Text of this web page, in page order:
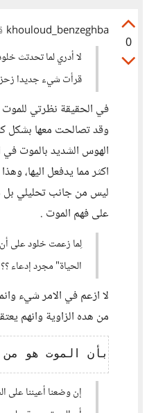
0
khouloud_benzeghba
لا أدري لما تحدتث
قرأت شيء جديدا
في الحقيقة نظرتي
وقد تصالحت معها بشكل
الهوس الشديد بالموت في
اكثر مما يدفعل اليها،
ليس من جانب تحليلي بل
على فهم الموت .
لِما زعمت خلود على
الحياة" مجرد إدعاء ؟؟
لا ازعم في الامر شيء
من هده الزاوية وانهم
إن وضعنا أعيننا على